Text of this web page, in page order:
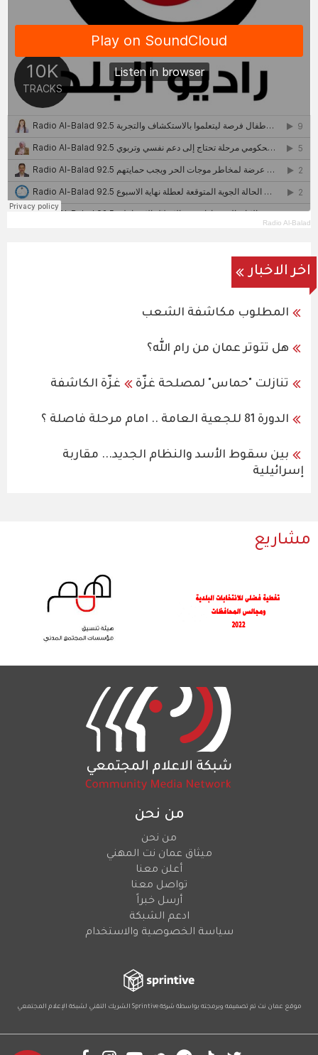
Radio Al-Balad
اخر الاخبار
المطلوب مكاشفة الشعب
هل تتوتر عمان من رام الله؟
تنازلت "حماس" لمصلحة غزّة غزّة الكاشفة
الدورة 81 للجعية العامة .. امام مرحلة فاصلة ؟
بين سقوط الأسد والنظام الجديد... مقاربة
إسرائيلية
مشاريع
من نحن
من نحن
ميثاق عمان نت المهني
أعلن معنا
تواصل معنا
أرسل خبراً
ادعم الشبكة
سياسة الخصوصية والاستخدام
موقع عمان نت تم تصميمه وبرمجته بواسطة شركةSprintive الشريك التقني لشبكة الإعلام المجتمعي